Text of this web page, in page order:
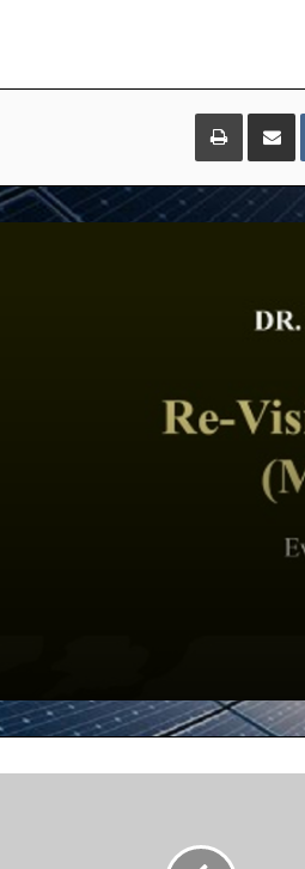
VKontakte
اشتراک گذاری با ایمیل چاپ
انتشار نسخه جدید «بازخوانی مفهوم
گفتگو با کیهان لندن درباره کتاب «بازخوانی
انتشار کتاب «بازخوانی مفهوم سیاسی
Thinking The Politics OfThe Umma
(Muslim Bloc)
پیام سفر اسماعیل هنیه به تهران و آینده